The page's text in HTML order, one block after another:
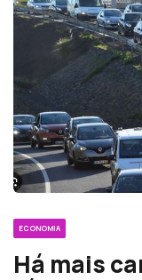
ECONOMIA
Há mais